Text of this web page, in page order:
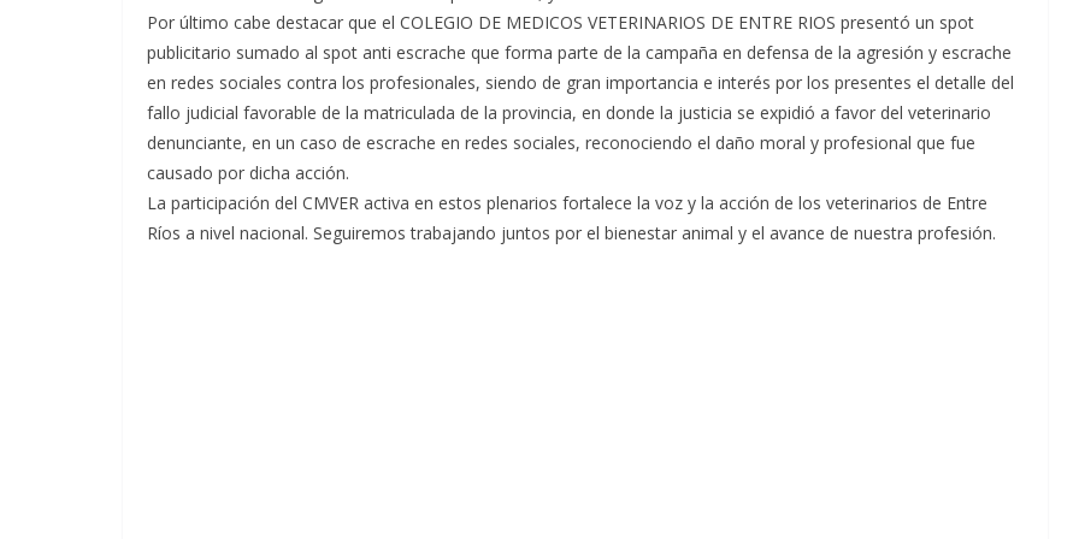
Por último cabe destacar que el COLEGIO DE MEDICOS VETERINARIOS DE ENTRE RIOS presentó un spot
publicitario sumado al spot anti escrache que forma parte de la campaña en defensa de la agresión y escrache
en redes sociales contra los profesionales, siendo de gran importancia e interés por los presentes el detalle del
fallo judicial favorable de la matriculada de la provincia, en donde la justicia se expidió a favor del veterinario
denunciante, en un caso de escrache en redes sociales, reconociendo el daño moral y profesional que fue
causado por dicha acción.
La participación del CMVER activa en estos plenarios fortalece la voz y la acción de los veterinarios de Entre
Ríos a nivel nacional. Seguiremos trabajando juntos por el bienestar animal y el avance de nuestra profesión.